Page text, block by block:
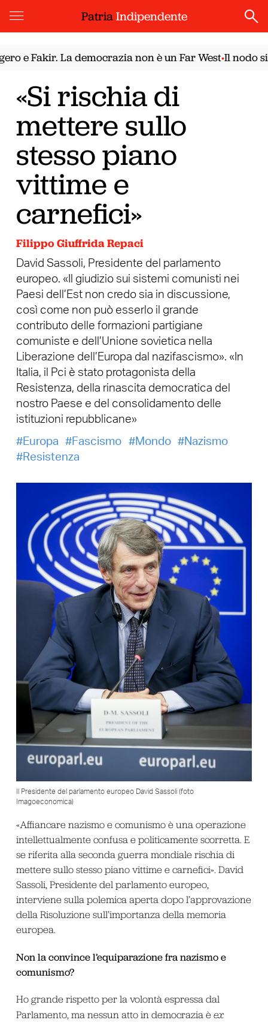
PatriaIndipendente
e Fakir. La democrazia non è un Far West•Il nodo
«Si rischia di
mettere sullo
stesso piano
vittime e
carnefici»
Filippo Giuffrida Repaci
David Sassoli, Presidente del parlamento
europeo. «Il giudizio sui sistemi comunisti nei
Paesi dell’Est non credo sia in discussione,
così come non può esserlo il grande
contributo delle formazioni partigiane
comuniste e dell’Unione sovietica nella
Liberazione dell’Europa dal nazifascismo». «In
Italia, il Pci è stato protagonista della
Resistenza, della rinascita democratica del
nostro Paese e del consolidamento delle
istituzioni repubblicane»
Europa
Fascismo Mondo
Nazismo
Resistenza
Il Presidente del parlamento europeo David Sassoli (foto
Imagoeconomica)
«Affiancare nazismo e comunismo è una operazione
intellettualmente confusa e politicamente scorretta. E
se riferita alla seconda guerra mondiale rischia di
mettere sullo stesso piano vittime e carnefici». David
Sassoli, Presidente del parlamento europeo,
interviene sulla polemica aperta dopo l’approvazione
della Risoluzione sull’importanza della memoria
europea.
Non la convince l’equiparazione fra nazismo e
comunismo?
Ho grande rispetto per la volontà espressa dal
Parlamento, ma nessun atto in democrazia è ex